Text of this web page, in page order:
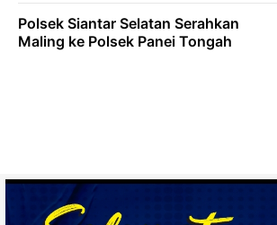
Polsek Siantar Selatan Serahkan
Maling ke Polsek Panei Tongah